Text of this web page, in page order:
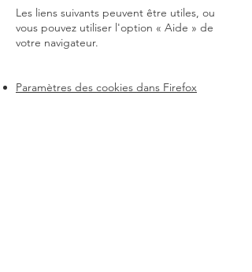
Les liens suivants peuvent être utiles, ou
vous pouvez utiliser l'option « Aide » de
votre navigateur.
Paramètres des cookies dans Firefox